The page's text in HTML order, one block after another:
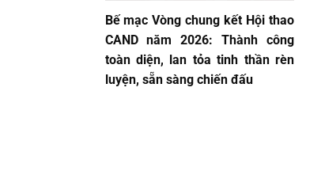
Bế mạc Vòng chung kết Hội thao
CAND năm 2026: Thành công
toàn diện, lan tỏa tinh thần rèn
luyện, sẵn sàng chiến đấu